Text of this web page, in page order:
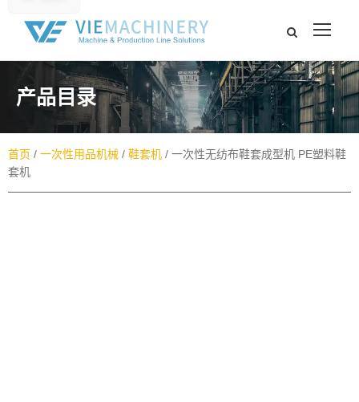
产品目录​
首页 / 一次性用品机械 / 鞋套机 / 一次性无纺布鞋套成型机 PE塑料鞋
套机